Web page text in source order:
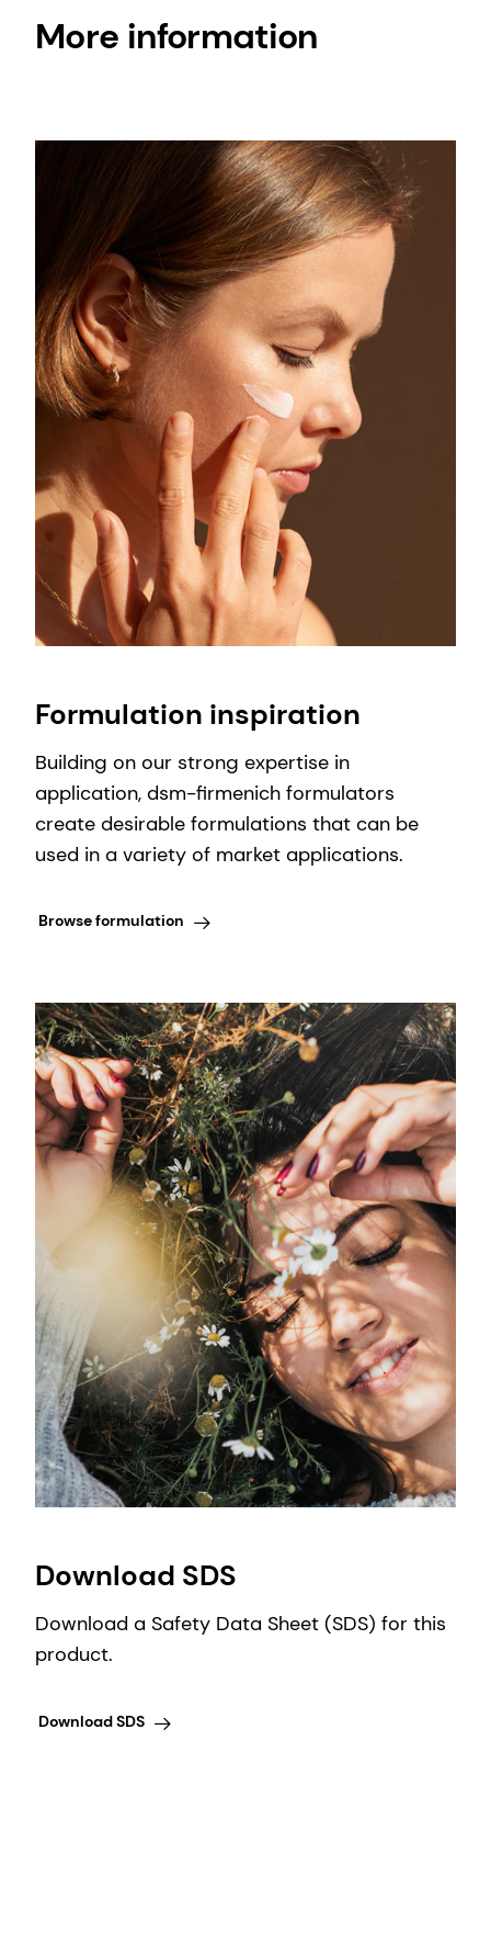
More information
Formulation inspiration
Building on our strong expertise in
application, dsm-firmenich formulators
create desirable formulations that can be
used in a variety of market applications.
Browse formulation
Download SDS
Download a Safety Data Sheet (SDS) for this
product.
Download SDS